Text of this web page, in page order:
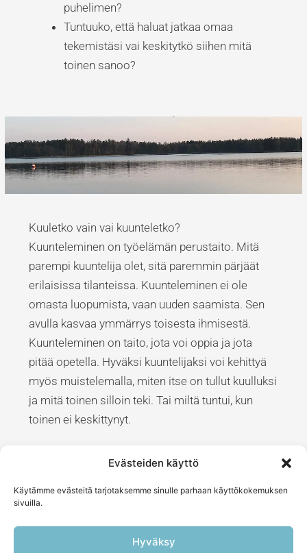
Evästeiden käyttö
Käytämme evästeitä tarjotaksemme sinulle parhaan käyttökokemuksen
sivuilla.
Hyväksy
puhelimen?
Tuntuuko, että haluat jatkaa omaa
tekemistäsi vai keskitytkö siihen mitä
toinen sanoo?
Kuuletko vain vai kuunteletko?
Kuunteleminen on työelämän perustaito. Mitä
parempi kuuntelija olet, sitä paremmin pärjäät
erilaisissa tilanteissa. Kuunteleminen ei ole
omasta luopumista, vaan uuden saamista. Sen
avulla kasvaa ymmärrys toisesta ihmisestä.
Kuunteleminen on taito, jota voi oppia ja jota
pitää opetella. Hyväksi kuuntelijaksi voi kehittyä
myös muistelemalla, miten itse on tullut kuulluksi
ja mitä toinen silloin teki. Tai miltä tuntui, kun
toinen ei keskittynyt.
#kuunteleminen #kehittyminen #oppiminen